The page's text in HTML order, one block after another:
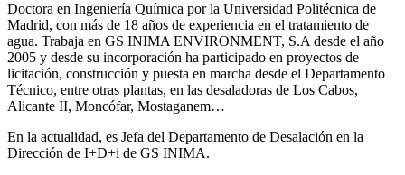
Doctora en Ingeniería Química por la Universidad Politécnica de
Madrid, con más de 18 años de experiencia en el tratamiento de
agua. Trabaja en GS INIMA ENVIRONMENT, S.A desde el año
2005 y desde su incorporación ha participado en proyectos de
licitación, construcción y puesta en marcha desde el Departamento
Técnico, entre otras plantas, en las desaladoras de Los Cabos,
Alicante II, Moncófar, Mostaganem…
En la actualidad, es Jefa del Departamento de Desalación en la
Dirección de I+D+i de GS INIMA.